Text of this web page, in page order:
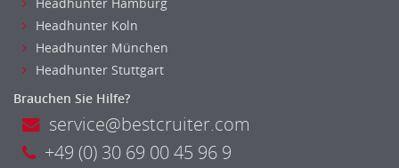
Erzieher
Kindergarten, KiTa, Vorschule
Bildung & Soziales Leitung, Teamleitung
Sozialarbeit
Universität, Fachhochschule
Unterricht: Grundschule
Headhunter Koln
Headhunter München
Headhunter Stuttgart
Brauchen Sie Hilfe?
service@bestcruiter.com
+49 (0) 30 69 00 45 96 9